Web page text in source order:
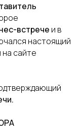
встрече и в
настоящий
сайте